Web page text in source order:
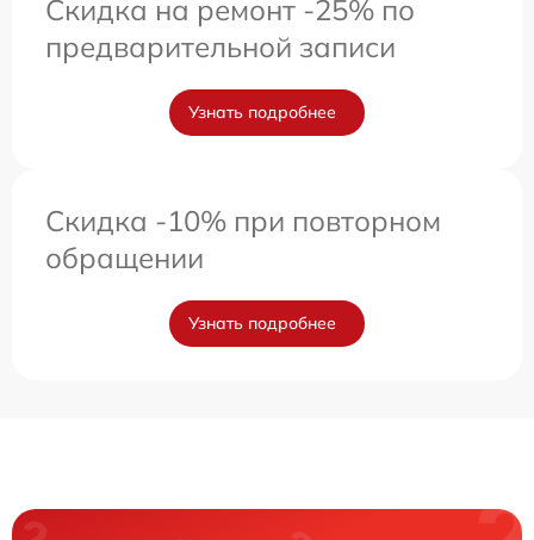
Скидка на ремонт -25% по
предварительной записи
Узнать подробнее
Скидка -10% при повторном
обращении
Узнать подробнее